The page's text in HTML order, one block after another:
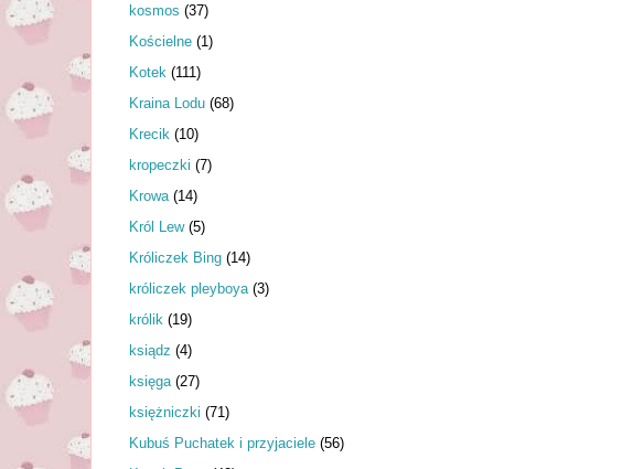
kosmos (37)
Kościelne (1)
Kotek (111)
Kraina Lodu (68)
Krecik (10)
kropeczki (7)
Krowa (14)
Król Lew (5)
Króliczek Bing (14)
króliczek pleyboya (3)
królik (19)
ksiądz (4)
księga (27)
księżniczki (71)
Kubuś Puchatek i przyjaciele (56)